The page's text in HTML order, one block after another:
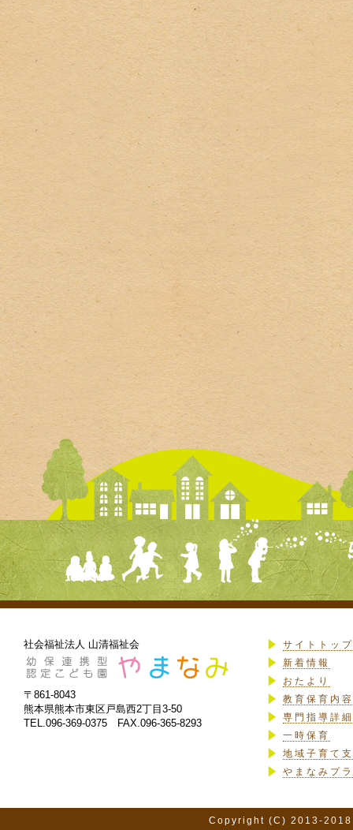
社会福祉法人 山清福祉会
〒861-8043
熊本県熊本市東区戸島西2丁目3-50
TEL.096-369-0375 FAX.096-365-8293
サイトトップ
新着情報
おたより
教育保育内
専門指導詳細
一時保育
地域子育て
やまなみプ
Copyright (C) 2013-